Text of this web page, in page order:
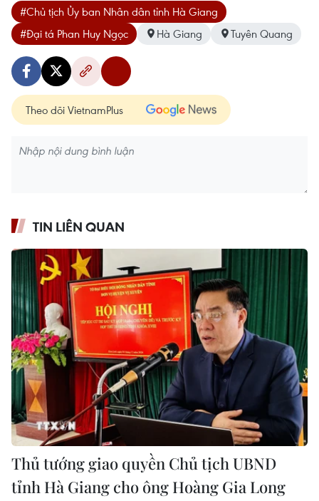
#Chủ tịch Ủy ban Nhân dân tỉnh Hà Giang
#Đại tá Phan Huy Ngọc
Hà Giang Tuyên Quang
Theo dõi VietnamPlus
TIN LIÊN QUAN
Thủ tướng giao quyền Chủ tịch UBND
tỉnh Hà Giang cho ông Hoàng Gia Long